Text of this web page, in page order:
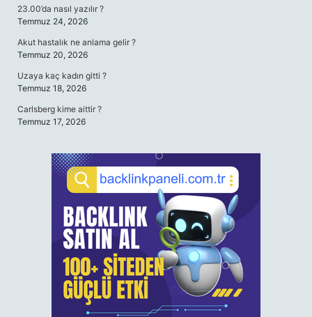
23.00’da nasıl yazılır ?
Temmuz 24, 2026
Akut hastalık ne anlama gelir ?
Temmuz 20, 2026
Uzaya kaç kadın gitti ?
Temmuz 18, 2026
Carlsberg kime aittir ?
Temmuz 17, 2026